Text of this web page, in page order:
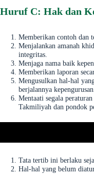
Huruf C: Hak dan
Memberikan contoh dan
Menjalankan amanah
integritas.
Menjaga nama baik
Memberikan laporan
Mengusulkan hal-hal
berjalannya kepengurusan.
Mentaati segala
Takmiliyah dan pondok
Tata tertib ini berlaku
Hal-hal yang belum